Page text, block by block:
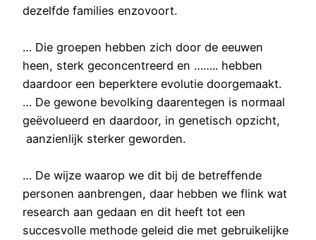
dezelfde families enzovoort.
… Die groepen hebben zich door de eeuwen
heen, sterk geconcentreerd en …….. hebben
daardoor een beperktere evolutie doorgemaakt.
… De gewone bevolking daarentegen is normaal
geëvolueerd en daardoor, in genetisch opzicht,
aanzienlijk sterker geworden.
… De wijze waarop we dit bij de betreffende
personen aanbrengen, daar hebben we flink wat
research aan gedaan en dit heeft tot een
succesvolle methode geleid die met gebruikelijke